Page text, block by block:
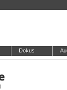
Dokus